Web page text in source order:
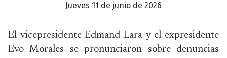
jueves 11 de junio de 2026
El vicepresidente Edmand Lara y el expresidente
Evo Morales se pronunciaron sobre denuncias